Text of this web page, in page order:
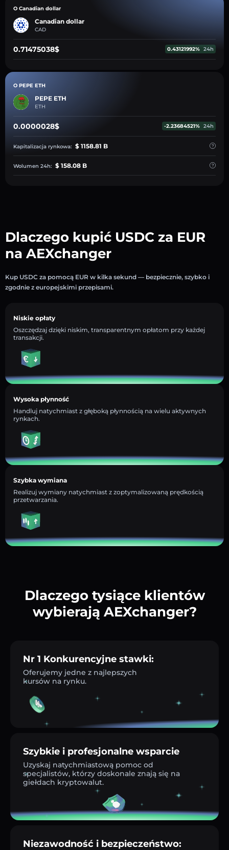
O Canadian dollar
Canadian dollar
CAD
0.71475038$ 0.43121992% 24h
O PEPE ETH
PEPE ETH
ETH
0.0000028$ -2.23684521% 24h
Kapitalizacja rynkowa: $ 1158.81 B
Wolumen 24h: $ 158.08 B
Dlaczego kupić USDC za EUR
na AEXchanger
Kup USDC za pomocą EUR w kilka sekund — bezpiecznie, szybko i
zgodnie z europejskimi przepisami.
Niskie opłaty
Oszczędzaj dzięki niskim, transparentnym opłatom przy każdej
transakcji.
Wysoka płynność
Handluj natychmiast z głęboką płynnością na wielu aktywnych
rynkach.
Szybka wymiana
Realizuj wymiany natychmiast z zoptymalizowaną prędkością
przetwarzania.
Dlaczego tysiące klientów
wybierają AEXchanger?
Nr 1 Konkurencyjne stawki:
Oferujemy jedne z najlepszych
kursów na rynku.
Szybkie i profesjonalne wsparcie
Uzyskaj natychmiastową pomoc od
specjalistów, którzy doskonale znają się na
giełdach kryptowalut.
Niezawodność i bezpieczeństwo: